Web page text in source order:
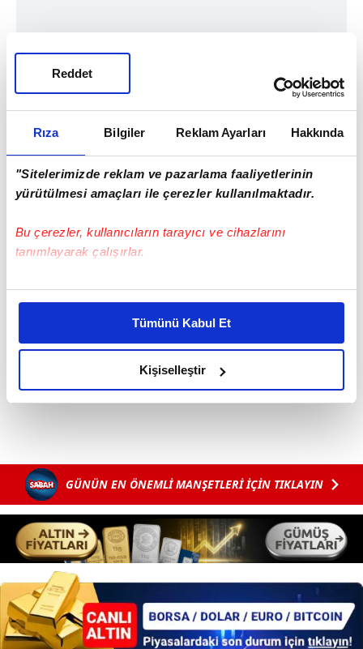
Rıza Bilgiler Reklam Ayarları Hakkında
"Sitelerimizde reklam ve pazarlama faaliyetlerinin
yürütülmesi amaçları ile çerezler kullanılmaktadır.
Bu çerezler, kullanıcıların tarayıcı ve cihazlarını
tanımlayarak çalışırlar.
Bu çerezlere izin vermeniz halinde sizlere özel
daha iyi reklam deneyimi yaşatabiliriz. Bunu yaparken
amacımızın size daha iyi bir reklam deneyimi sunmak
olduğunu ve sizlere en iyi içerikleri sunabilmek adına
elimizden gelen çabayı gösterdiğimizi ve bu noktada,
reklamların maliyetlerimizi karşılamak noktasında tek gelir
Her halükârda, kullanıcılar, bu çerezlere izin vermedikleri
takdirde, kullanıcılara hedefli reklamlar
gösterilmeyecektir."
Sizlere daha iyi bir hizmet sunabilmek için İnternet
Sitemizde kendimize ve üçüncü kişilere ait çerezler
kullanılmaktadır. Bu çerezler vasıtasıyla çeşitli kişisel
verileriniz işlenmekte olup gerekli olan çerezler bilgi
toplumu hizmetlerinin sunulması amacıyla
kullanılmaktadır. Diğer çerezler, sitemizin daha işlevsel
Tümünü Kabul Et
Kişiselleştir
Reddet
#FATSA #ORDU
GÜNÜN EN ÖNEMLİ MANŞETLERİ İÇİN TIKLAYIN